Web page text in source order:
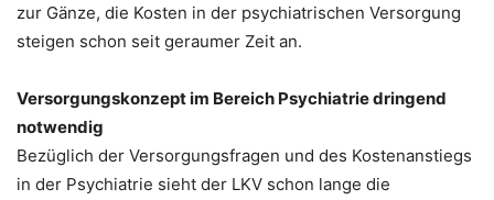
zur Gänze, die Kosten in der psychiatrischen Versorgung
steigen schon seit geraumer Zeit an.
Versorgungskonzept im Bereich Psychiatrie dringend
notwendig
Bezüglich der Versorgungsfragen und des Kostenanstiegs
in der Psychiatrie sieht der LKV schon lange die